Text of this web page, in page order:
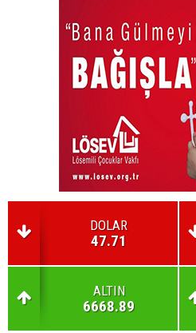
DOLAR
47.71
ALTIN
6668.89